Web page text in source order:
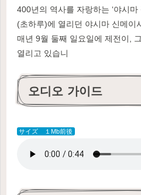
400년의 역사를 자랑하는 ‘야시마
(초하루)에 열리던 야시마 신메이
매년 9월 둘째 일요일에 제전이,
열리고 있습니
오디오 가이드
サイズ １Mb前後